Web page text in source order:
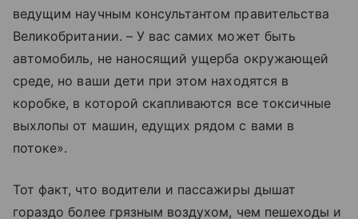
ведущим научным консультантом правительства
Великобритании. – У вас самих может быть
автомобиль, не наносящий ущерба окружающей
среде, но ваши дети при этом находятся в
коробке, в которой скапливаются все токсичные
выхлопы от машин, едущих рядом с вами в
потоке».
Тот факт, что водители и пассажиры дышат
гораздо более грязным воздухом, чем пешеходы и